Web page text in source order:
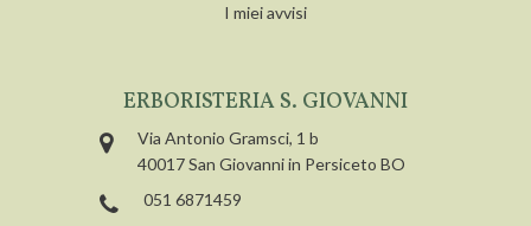
I miei avvisi
ERBORISTERIA S. GIOVANNI
Via Antonio Gramsci, 1 b
40017 San Giovanni in Persiceto BO
051 6871459